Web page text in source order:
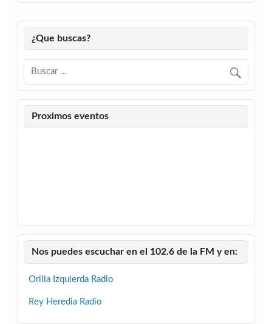
¿Que buscas?
Proximos eventos
Nos puedes escuchar en el 102.6 de la FM y en:
Orilla Izquierda Radio
Rey Heredia Radio